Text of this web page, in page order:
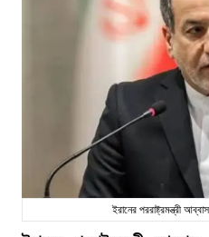
ইরানের পররাষ্ট্রমন্ত্রী